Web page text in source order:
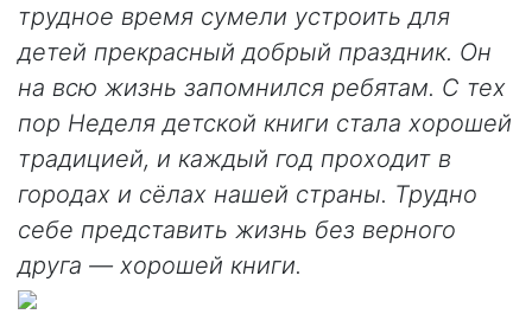
трудное время сумели устроить для
детей прекрасный добрый праздник. Он
на всю жизнь запомнился ребятам. С тех
пор Неделя детской книги стала хорошей
традицией, и каждый год проходит в
городах и сёлах нашей страны. Трудно
себе представить жизнь без верного
друга — хорошей книги.